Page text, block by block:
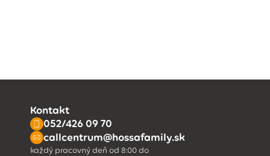
Kontakt
052/426 09 70
callcentrum@hossafamily.sk
každý pracovný deň od 8:00 do